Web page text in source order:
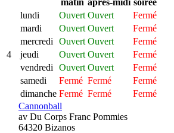
4
matin après-midi soirée
lundi
Ouvert Ouvert
Fermé
mardi
Ouvert Ouvert
Fermé
mercredi
Ouvert Ouvert
Fermé
jeudi
Ouvert Ouvert
Fermé
vendredi
Ouvert Ouvert
Fermé
samedi
Fermé Fermé
Fermé
dimanche Fermé Fermé
Fermé
Cannonball
av Du Corps Franc Pommies
64320 Bizanos